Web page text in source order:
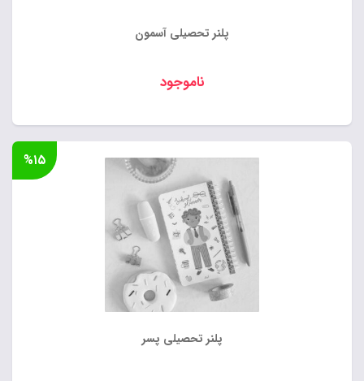
پلنر تحصیلی آسمون
ناموجود
پلنر تحصیلی پسر
%۱۵